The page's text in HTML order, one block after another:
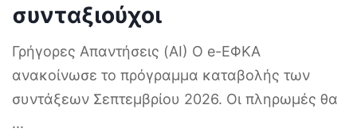
συνταξιούχοι
Γρήγορες Απαντήσεις (AI) Ο e-ΕΦΚΑ
ανακοίνωσε το πρόγραμμα καταβολής των
συντάξεων Σεπτεμβρίου 2026. Οι πληρωμές θα
...